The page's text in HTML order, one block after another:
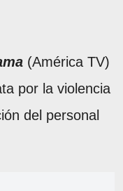
(América TV)
por la violencia
del personal